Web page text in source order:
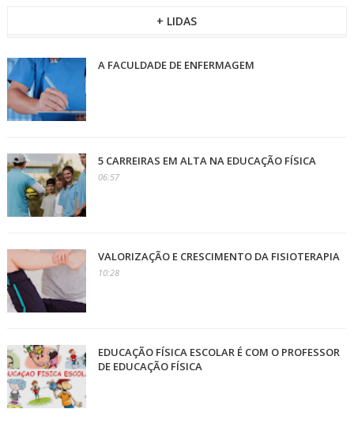
+ LIDAS
A FACULDADE DE ENFERMAGEM
5 CARREIRAS EM ALTA NA EDUCAÇÃO FÍSICA
06:57
VALORIZAÇÃO E CRESCIMENTO DA FISIOTERAPIA
10:28
EDUCAÇÃO FÍSICA ESCOLAR É COM O PROFESSOR
DE EDUCAÇÃO FÍSICA